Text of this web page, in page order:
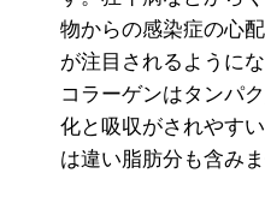
物からの感染症の心
が注目されるように
コラーゲンはタンパ
化と吸収がされやす
は違い脂肪分も含みま